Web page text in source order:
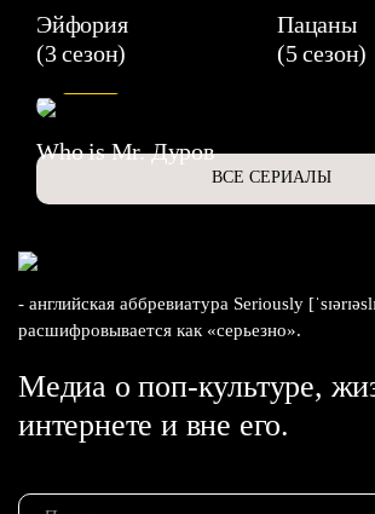
Эйфория
(3 сезон)
Пацаны
(5 сезон)
Who is Mr. Дуров
ВСЕ СЕРИАЛЫ
- английская аббревиатура Seriously
расшифровывается как «серьезно».
Медиа о поп-культуре,
интернете и вне его.